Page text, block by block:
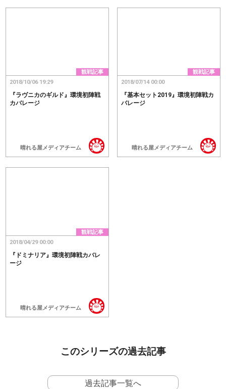
観戦記事
晴れる屋メディアチーム
『ラヴニカのギルド』環境初陣戦
カバレージ
2018/10/06 19:29
観戦記事
晴れる屋メディアチーム
『基本セット2019』環境初陣戦カ
バレージ
2018/07/14 00:00
観戦記事
晴れる屋メディアチーム
『ドミナリア』環境初陣戦カバレ
ージ
2018/04/29 00:00
このシリーズの過去記事
過去記事一覧へ